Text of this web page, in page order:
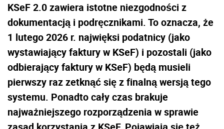
KSeF 2.0 zawiera istotne niezgodności z
dokumentacją i podręcznikami. To oznacza, że
1 lutego 2026 r. najwięksi podatnicy (jako
wystawiający faktury w KSeF) i pozostali (jako
odbierający faktury w KSeF) będą musieli
pierwszy raz zetknąć się z finalną wersją tego
systemu. Ponadto cały czas brakuje
najważniejszego rozporządzenia w sprawie